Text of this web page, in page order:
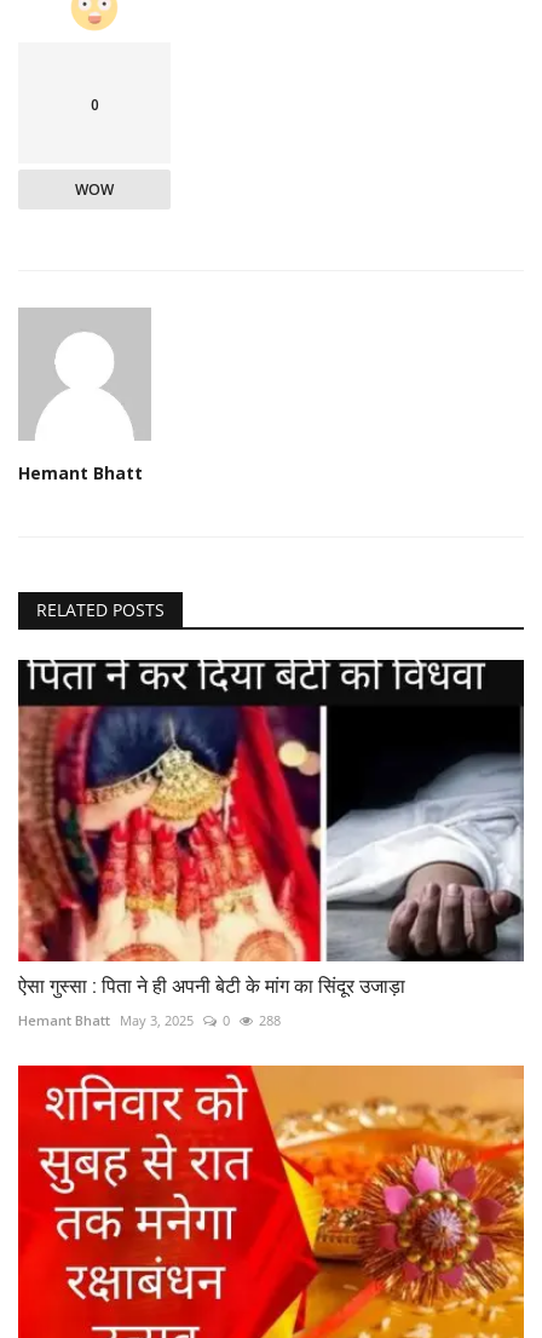
0
WOW
Hemant Bhatt
RELATED POSTS
ऐसा गुस्सा : पिता ने ही अपनी बेटी के मांग का सिंदूर उजाड़ा
Hemant Bhatt May 3, 2025 0 288